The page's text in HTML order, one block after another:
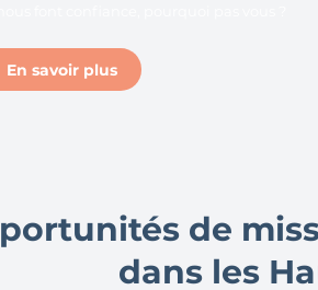
En savoir plus
de
dans les